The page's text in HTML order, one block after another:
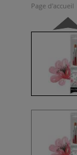
Page d'accueil